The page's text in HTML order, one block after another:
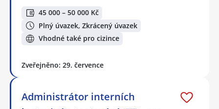
45 000 – 50 000 Kč
Plný úvazek, Zkrácený úvazek
Vhodné také pro cizince
Zveřejněno: 29. července
Administrátor interních